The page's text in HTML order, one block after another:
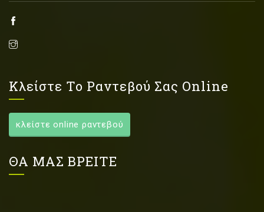
Κλείστε Το Ραντεβού Σας Online
κλείστε online ραντεβού
ΘΑ ΜΑΣ ΒΡΕΙΤΕ